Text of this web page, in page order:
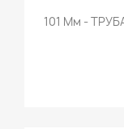
101 Мм -